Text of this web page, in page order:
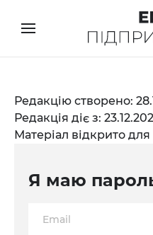
Редакцію створено:
Редакція діє з:
Матеріал відкрито
Я маю